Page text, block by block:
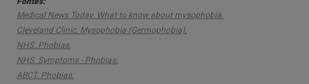
de animais, alturas, águas profundas, germes,
dentista, avião, sangue, agulhas ou situações
sexuais relacionadas com o desempenho ou medo
de contrair uma infeção sexualmente transmissível
Medical News Today. What to know about mysophobia.
Cleveland Clinic. Mysophobia (Germophobia).
NHS. Phobias.
NHS. Symptoms - Phobias.
ABCT. Phobias.